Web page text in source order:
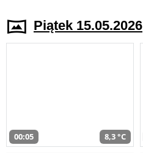
Piątek 15.05.2026
00:05 8,3 °C